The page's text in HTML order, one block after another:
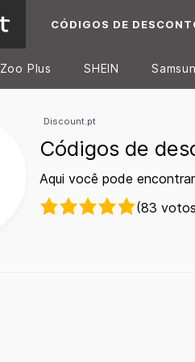
CÓDIGOS DE
Zoo Plus SHEIN
Discount.pt
Códigos de
Aqui você pode
(83